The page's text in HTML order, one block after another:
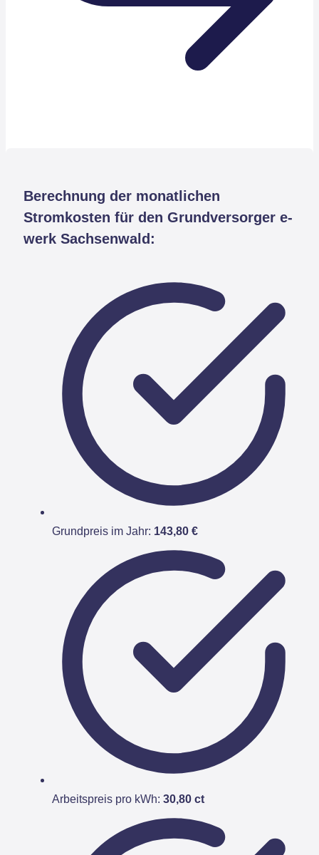
Berechnung der monatlichen
Stromkosten für den Grundversorger e-
werk Sachsenwald:
Grundpreis im Jahr: 143,80 €
Arbeitspreis pro kWh: 30,80 ct